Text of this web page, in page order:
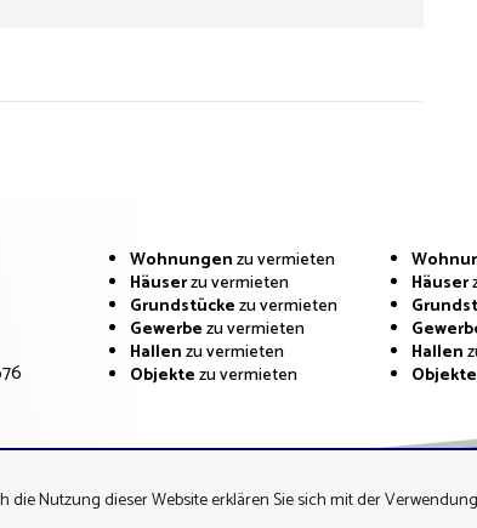
Wohnungenzu vermieten
Häuserzu vermieten
Grundstückezu vermieten
Gewerbezu vermieten
Hallenzu vermieten
Objektezu vermieten
Häuser
Hallen
Objekte
Nutzung dieser Website erklären Sie sich mit der